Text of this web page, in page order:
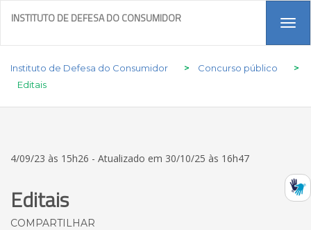
INSTITUTO DE DEFESA DO CONSUMIDOR
Instituto de Defesa do Consumidor > Concurso público
>
Editais
4/09/23 às 15h26 - Atualizado em 30/10/25 às 16h47
Editais
COMPARTILHAR